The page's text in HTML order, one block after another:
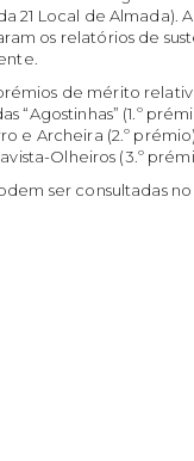
Local de Almada).
os relatórios de
de mérito
“Agostinhas” (1.º
e Archeira (2.º
Olheiros (3.º
ser consultadas